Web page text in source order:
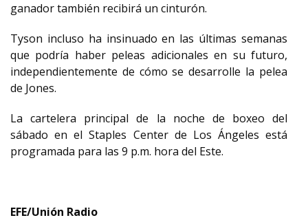
ganador también recibirá un cinturón.
Tyson incluso ha insinuado en las últimas semanas
que podría haber peleas adicionales en su futuro,
independientemente de cómo se desarrolle la pelea
de Jones.
La cartelera principal de la noche de boxeo del
sábado en el Staples Center de Los Ángeles está
programada para las 9 p.m. hora del Este.
EFE/Unión Radio